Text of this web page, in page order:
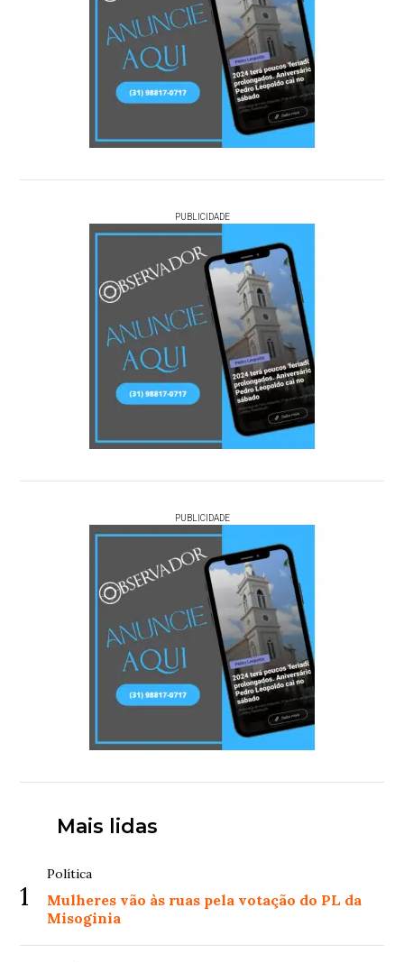
PUBLICIDADE
PUBLICIDADE
Mais lidas
1
Política
Mulheres vão às ruas pela votação do PL da
Misoginia